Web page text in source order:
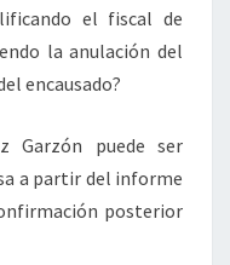
el fiscal de
la anulación del
encausado?
Garzón puede ser
a partir del informe
posterior